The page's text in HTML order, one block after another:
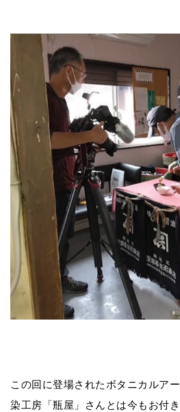
おたより
カネチョウたより
レシピ
家族を笑顔にする味噌汁
イベントのご
みそづくり教室
麹出来上がり日のご案内
この回に登場されたボタニカルア
染工房「瓶屋」さんとは今もお付